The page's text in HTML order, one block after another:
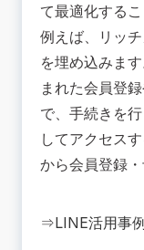
て最適化するこ
例えば、リッ
を埋め込みま
まれた会員登
で、手続きを
してアクセス
から会員登録
⇒LINE活用事